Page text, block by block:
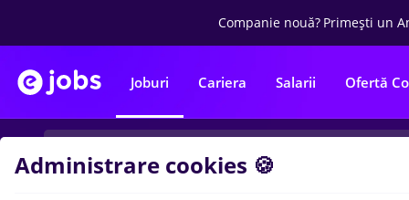
Companie nouă? Primești un
Joburi Cariera Salarii Ofertă
Administrare cookies 🍪